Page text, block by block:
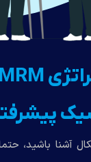
آشنا باشید،